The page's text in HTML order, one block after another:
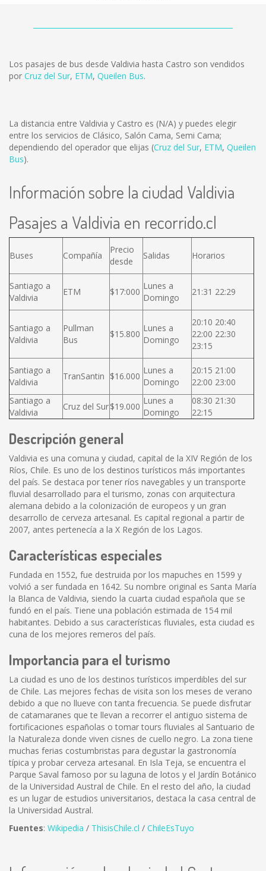
Los pasajes de bus desde Valdivia hasta Castro son vendidos
por Cruz del Sur, ETM, Queilen Bus.
La distancia entre Valdivia y Castro es (N/A) y puedes elegir
entre los servicios de Clásico, Salón Cama, Semi Cama;
dependiendo del operador que elijas (Cruz del Sur, ETM, Queilen
Bus).
Información sobre la ciudad Valdivia
Pasajes a Valdivia en recorrido.cl
Buses Compañía
Precio
desde
Salidas Horarios
Santiago a
Valdivia
ETM $17:000
Lunes a
Domingo
21:31 22:29
Santiago a
Valdivia
Pullman
Bus
$15.800
Lunes a
Domingo
20:10 20:40
22:00 22:30
23:15
Santiago a
Valdivia
TranSantin $16.000
Lunes a
Domingo
20:15 21:00
22:00 23:00
Santiago a
Valdivia
Cruz del Sur$19.000
Lunes a
Domingo
08:30 21:30
22:15
Descripción general
Valdivia es una comuna y ciudad, capital de la XIV Región de los
Ríos, Chile. Es uno de los destinos turísticos más importantes
del país. Se destaca por tener ríos navegables y un transporte
fluvial desarrollado para el turismo, zonas con arquitectura
alemana debido a la colonización de europeos y un gran
desarrollo de cerveza artesanal. Es capital regional a partir de
2007, antes pertenecía a la X Región de los Lagos.
Características especiales
Fundada en 1552, fue destruida por los mapuches en 1599 y
volvió a ser fundada en 1642. Su nombre original es Santa María
la Blanca de Valdivia, siendo la cuarta ciudad española que se
fundó en el país. Tiene una población estimada de 154 mil
habitantes. Debido a sus características fluviales, esta ciudad es
cuna de los mejores remeros del país.
Importancia para el turismo
La ciudad es uno de los destinos turísticos imperdibles del sur
de Chile. Las mejores fechas de visita son los meses de verano
debido a que no llueve con tanta frecuencia. Se puede disfrutar
de catamaranes que te llevan a recorrer el antiguo sistema de
fortificaciones españolas o tomar tours fluviales al Santuario de
la Naturaleza donde viven cisnes de cuello negro. La zona tiene
muchas ferias costumbristas para degustar la gastronomía
típica y probar cerveza artesanal. En Isla Teja, se encuentra el
Parque Saval famoso por su laguna de lotos y el Jardín Botánico
de la Universidad Austral de Chile. En el resto del año, la ciudad
es un lugar de estudios universitarios, destaca la casa central de
la Universidad Austral.
Fuentes: Wikipedia / ThisisChile.cl / ChileEsTuyo